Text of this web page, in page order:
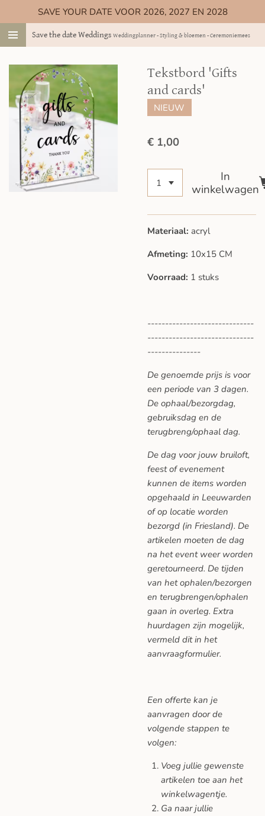
direct
naar
hoofdinhoud
Save the date Weddings Weddingplanner - Styling & bloemen - Ceremoniemeester
SAVE YOUR DATE VOOR 2026, 2027 EN 2028
Tekstbord 'Gifts
and cards'
NIEUW
€ 1,00
In
winkelwagen
Materiaal: acryl
Afmeting: 10x15 CM
Voorraad: 1 stuks
------------------------------
------------------------------
---------------
De genoemde prijs is voor
een periode van 3 dagen.
De ophaal/bezorgdag,
gebruiksdag en de
terugbreng/ophaal dag.
De dag voor jouw bruiloft,
feest of evenement
kunnen de items worden
opgehaald in Leeuwarden
of op locatie worden
bezorgd (in Friesland). De
artikelen moeten de dag
na het event weer worden
geretourneerd. De tijden
van het ophalen/bezorgen
en terugbrengen/ophalen
gaan in overleg. Extra
huurdagen zijn mogelijk,
vermeld dit in het
aanvraagformulier.
Een offerte kan je
aanvragen door de
volgende stappen te
volgen:
Voeg jullie gewenste
artikelen toe aan het
winkelwagentje.
Ga naar jullie